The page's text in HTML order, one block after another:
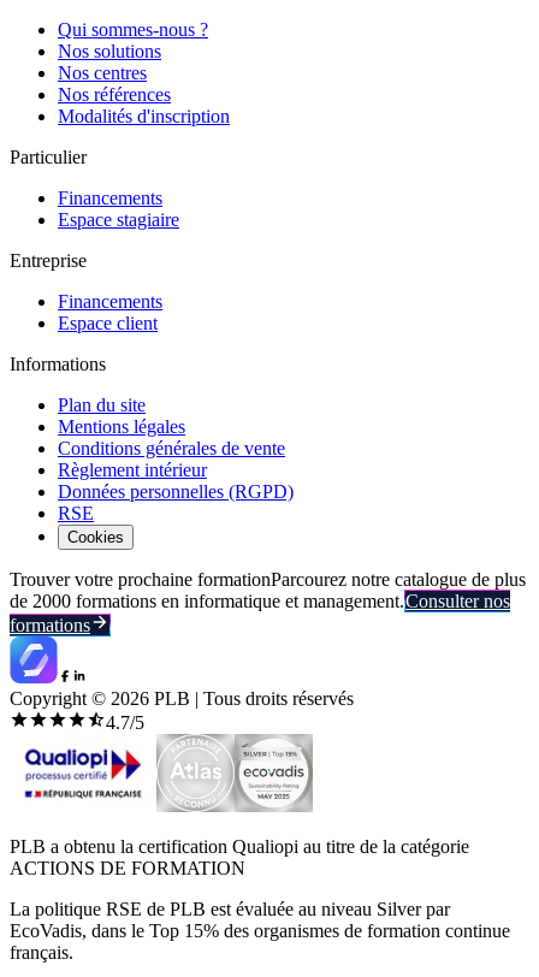
Qui sommes-nous ?
Nos solutions
Nos centres
Nos références
Modalités d'inscription
Particulier
Financements
Espace stagiaire
Entreprise
Financements
Espace client
Informations
Plan du site
Mentions légales
Conditions générales de vente
Règlement intérieur
Données personnelles (RGPD)
RSE
Cookies
Trouver votre prochaine formationParcourez notre catalogue de plus
de 2000 formations en informatique et management.Consulter nos
formations
Copyright © 2026 PLB | Tous droits réservés
4.7/5
PLB a obtenu la certification Qualiopi au titre de la catégorie
ACTIONS DE FORMATION
La politique RSE de PLB est évaluée au niveau Silver par
EcoVadis, dans le Top 15% des organismes de formation continue
français.